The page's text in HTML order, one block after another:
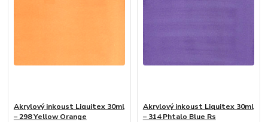
Akrylový inkoust Liquitex 30ml
– 298 Yellow Orange
Akrylový inkoust Liquitex 30ml
– 314 Phtalo Blue Rs